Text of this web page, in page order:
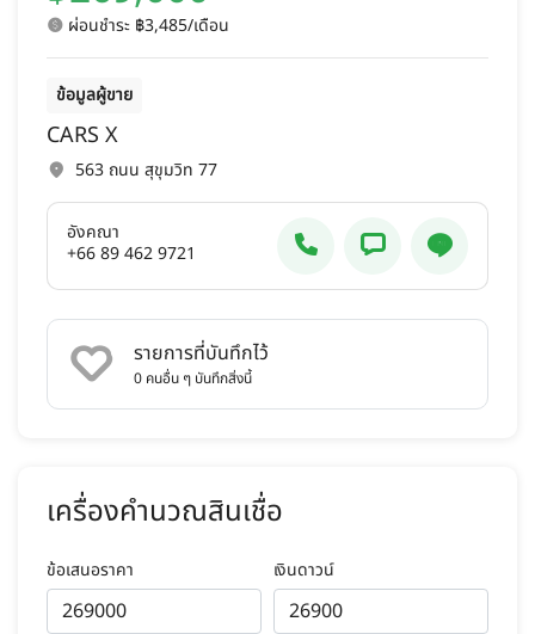
ผ่อนชำระ ฿3,485/เดือน
ข้อมูลผู้ขาย
CARS X
563 ถนน สุขุมวิท 77
อังคณา
+66 89 462 9721
รายการที่บันทึกไว้
0 คนอื่น ๆ บันทึกสิ่งนี้
เครื่องคำนวณสินเชื่อ
ข้อเสนอราคา เงินดาวน์